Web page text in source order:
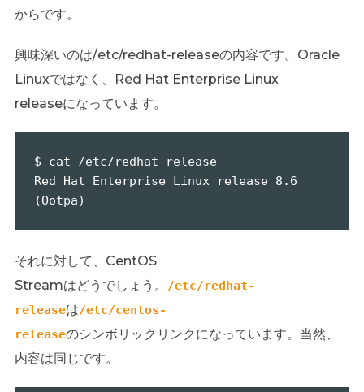
からです。
興味深いのは/etc/redhat-releaseの内容です。Oracle
Linuxではなく、Red Hat Enterprise Linux
releaseになっています。
$ cat /etc/redhat-release
Red Hat Enterprise Linux release 8.6
(Ootpa)
それに対して、CentOS
Streamはどうでしょう。 /etc/redhat-
releaseは/etc/centos-
releaseのシンボリックリンクになっています。当然、
内容は同じです。